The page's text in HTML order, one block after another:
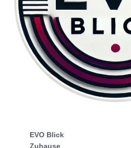
EVO Blick
Zuhause